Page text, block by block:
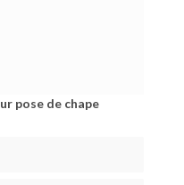
pose de chape